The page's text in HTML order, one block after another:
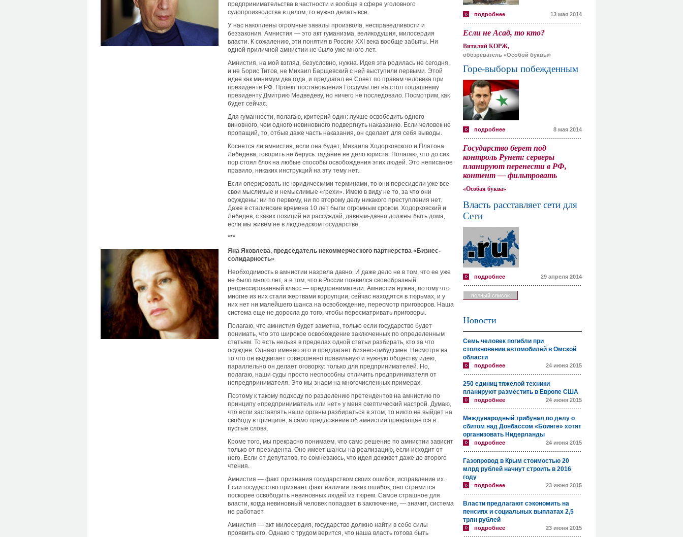
предпринимательства в частности и вообще в сфере уголовного
судопроизводства в целом, то нужно делать все.
У нас накоплены огромные завалы произвола, несправедливости и
беззакония. Амнистия — это акт гуманизма, великодушия, милосердия
власти. К сожалению, эти понятия в России XXI века вообще забыты. Ни
одной приличной амнистии не было уже много лет.
Амнистия, на мой взгляд, безусловно, нужна. Идея эта родилась не сегодня,
и не Борис Титов, не Михаил Барщевский с ней выступили первыми. Этой
идее как минимум два года, и предлагал ее Совет по правам человека при
президенте РФ. Проект постановления Госдумы лег на стол тогдашнему
президенту Дмитрию Медведеву, но ничего не последовало. Посмотрим, как
будет сейчас.
Для гуманности, полагаю, критерий один: лучше освободить одного
виновного, чем одного невиновного подвергнуть наказанию. Если человек не
пропащий, то, отбыв даже часть наказания, он сделает для себя выводы.
Коснется ли амнистия, если она будет, Михаила Ходорковского и Платона
Лебедева, говорить не берусь: гадание не дело юриста. Полагаю, что до сих
пор стоял блок на любые способы освобождения этих людей. Это неписаное
правило, никаких инструкций на эту тему нет.
Если оперировать не юридическими терминами, то они пересидели уже все
свои мыслимые и немыслимые «грехи». Имею в виду не то, за что они
осуждены: ни по первому, ни по второму делу никакого преступления нет.
Даже в сталинские времена 10 лет были огромным сроком. Ходорковский и
Лебедев, с каких позиций ни рассуждай, давным-давно должны быть дома,
если мы живем не в людоедском государстве.
***
Яна Яковлева, председатель некоммерческого партнерства «Бизнес-
солидарность»
Необходимость в амнистии назрела давно. И даже дело не в том, что ее уже
не было много лет, а в том, что в России появился своеобразный
репрессированный класс — предприниматели. Амнистия нужна, потому что
многие из них стали жертвами коррупции, сейчас находятся в тюрьмах, и у
них нет ни малейшего шанса на освобождение, пересмотр приговоров. Наша
система еще не доросла до того, чтобы пересматривать приговоры.
Полагаю, что амнистия будет заметна, только если государство будет
понимать, что это широкое освобождение заключенных по определенным
статьям. То есть нельзя в пределах одной статьи разбирать, кто за что
осужден. Однако именно это и предлагает бизнес-омбудсмен. Несмотря на
то что он выдвигает совершенно правильную и нужную обществу идею,
параллельно он делает оговорку: только для предпринимателей. Но,
полагаю, наши суды просто неспособны отличить предпринимателя от
непредпринимателя. Это мы знаем на многочисленных примерах.
Поэтому к такому подходу по разделению претендентов на амнистию по
принципу «предприниматель или нет» у меня скептический настрой. Думаю,
что если заставлять наши органы разбираться в этом, то никто не выйдет на
свободу в принципе, а само предложение об амнистии превращается в
пустые слова.
Кроме того, мы прекрасно понимаем, что само решение по амнистии зависит
только от президента. Оно имеет шансы на реализацию, если исходит от
него. Если от депутатов, то сомневаюсь, что идея доживет даже до второго
чтения.
Амнистия — факт признания государством своих ошибок, исправление их.
Если государство признает факт наличия таких ошибок, оно стремится
поскорее освободить невиновных людей из тюрем. Самое страшное для
власти, когда невиновный человек попадает в заключение, — значит, система
не работает.
Амнистия — акт милосердия, государство должно найти в себе силы
проявить его. Однако с трудом верится, что наша власть готова быть
подробнее 13 мая 2014
Если не Асад, то кто?
Виталий КОРЖ,
обозреватель «Особой буквы»
Горе-выборы побежденным
подробнее 8 мая 2014
Государство берет под
контроль Рунет: серверы
планируют перенести в РФ,
контент — фильтровать
«Особая буква»
Власть расставляет сети для
Сети
подробнее 29 апреля 2014
полный список
Новости
Семь человек погибли при
столкновении автомобилей в Омской
области
подробнее 24 июня 2015
250 единиц тяжелой техники
планируют разместить в Европе США
подробнее 24 июня 2015
Международный трибунал по делу о
сбитом над Донбассом «Боинге» хотят
организовать Нидерланды
подробнее 24 июня 2015
Газопровод в Крым стоимостью 20
млрд рублей начнут строить в 2016
году
подробнее 23 июня 2015
Власти предлагают сэкономить на
пенсиях и социальных выплатах 2,5
трлн рублей
подробнее 23 июня 2015